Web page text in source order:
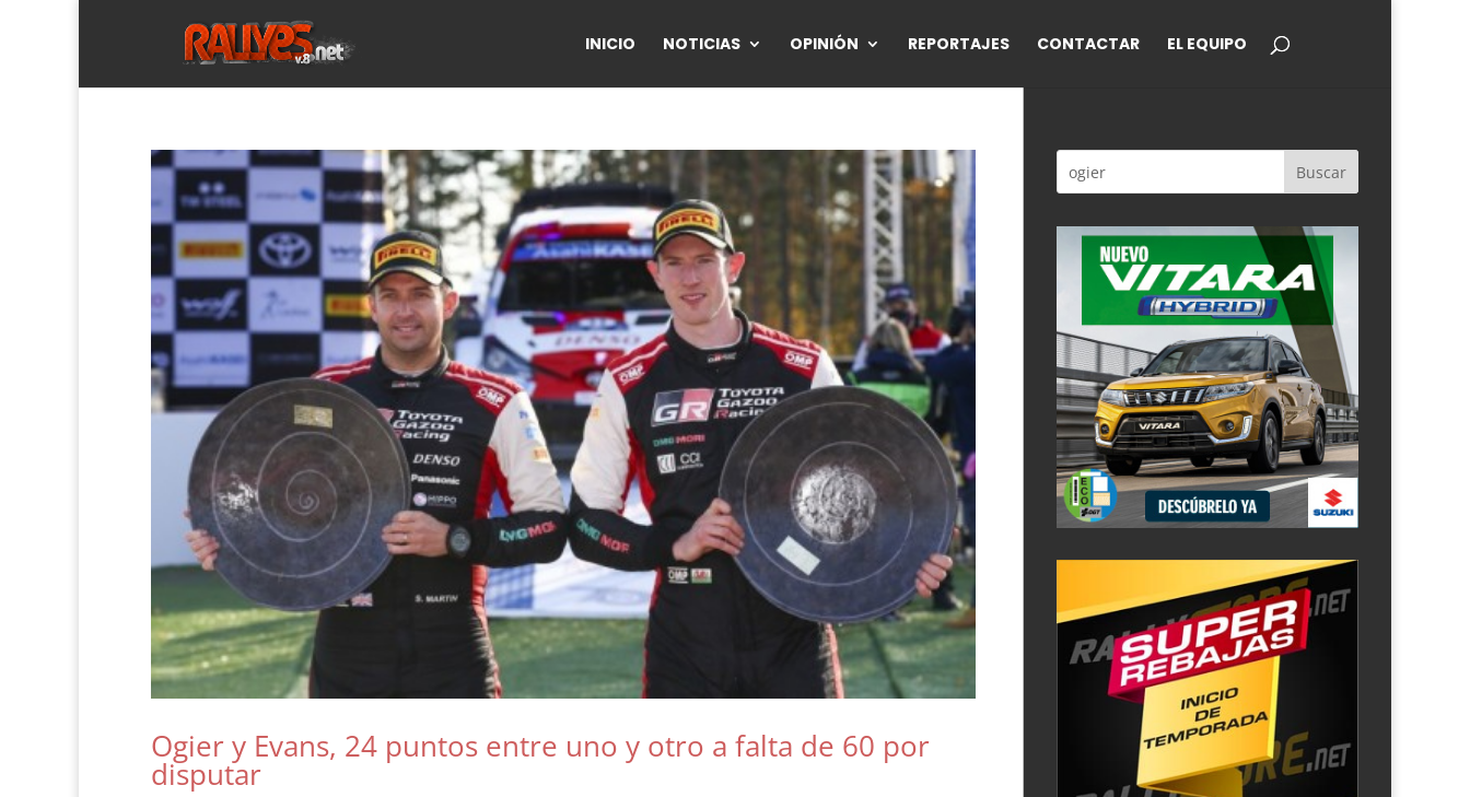
INICIO NOTICIAS OPINIÓN REPORTAJES CONTACTAR EL EQUIPO
Ogier y Evans, 24 puntos entre uno y otro a falta de 60 por
disputar